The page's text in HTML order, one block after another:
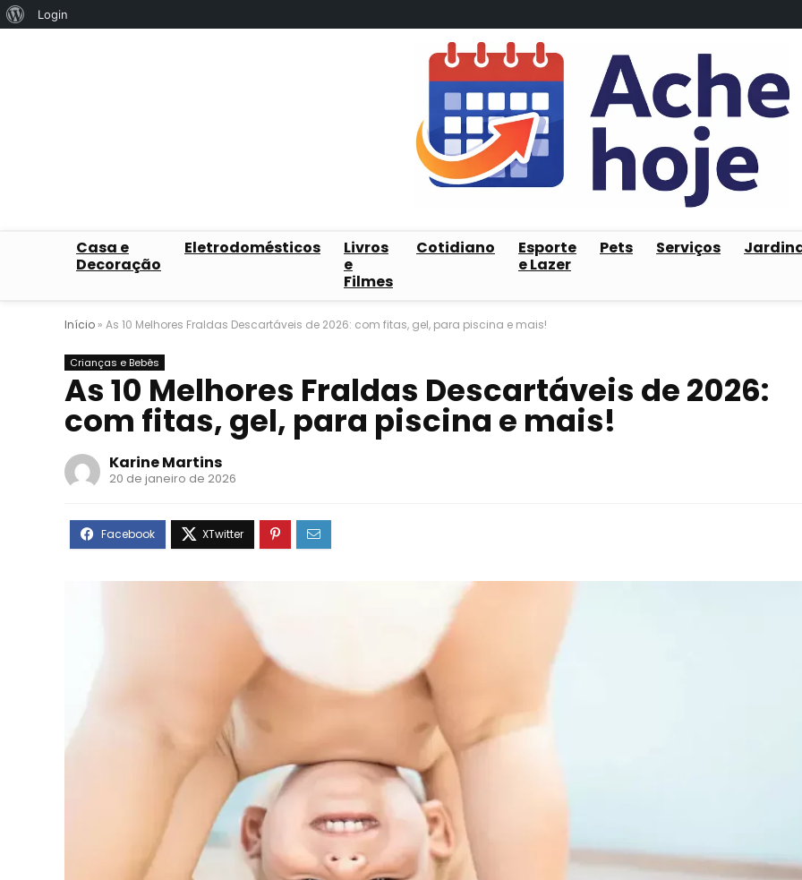
Sobre
Login
Casa e
Decoração
Eletrodomésticos
Livros
e
Filmes
Cotidiano
Esporte
e Lazer
Pets Serviços
Início » As 10 Melhores Fraldas Descartáveis de 2026: com fitas, gel, para piscina e mais!
Crianças e Bebês
As 10 Melhores Fraldas Descartáveis de 2026:
com fitas, gel, para piscina e mais!
Karine Martins
20 de janeiro de 2026